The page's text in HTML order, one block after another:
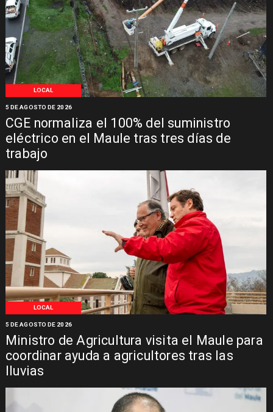
LOCAL
CGE normaliza el 100% del suministro
eléctrico en el Maule tras tres días de
trabajo
5 DE AGOSTO DE 2026
LOCAL
Ministro de Agricultura visita el Maule para
coordinar ayuda a agricultores tras las
lluvias
5 DE AGOSTO DE 2026